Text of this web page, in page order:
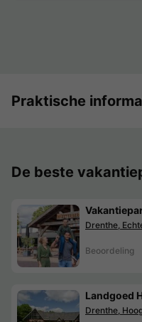
Praktische
De beste
Drenthe,
Beoordeling
Landgoed
Drenthe,